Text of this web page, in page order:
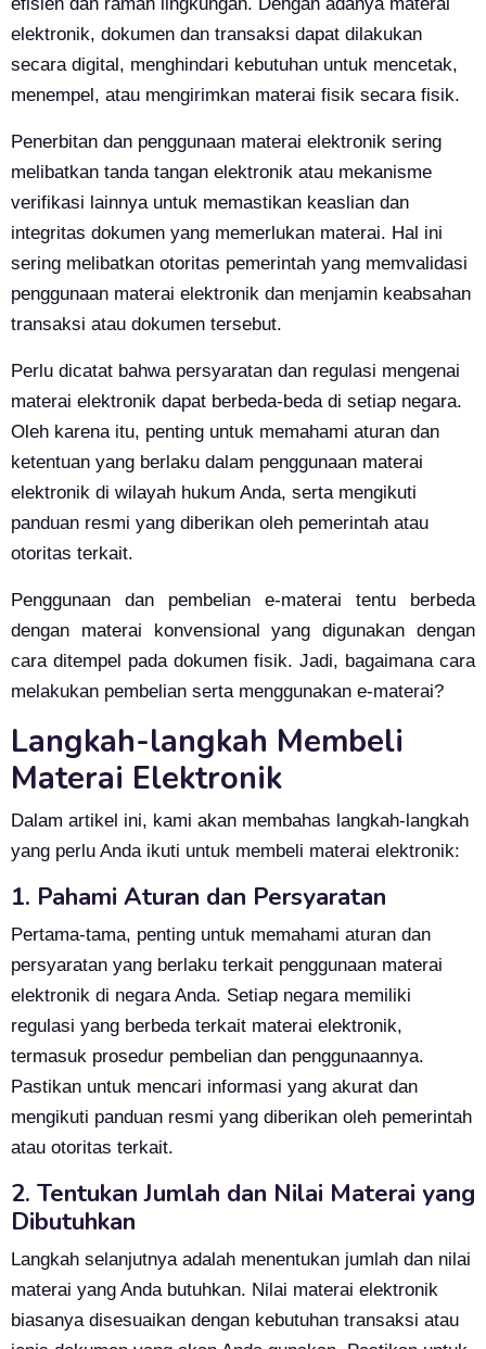
elektronik, dokumen dan transaksi dapat dilakukan
secara digital, menghindari kebutuhan untuk mencetak,
menempel, atau mengirimkan materai fisik secara fisik.
Penerbitan dan penggunaan materai elektronik sering
melibatkan tanda tangan elektronik atau mekanisme
verifikasi lainnya untuk memastikan keaslian dan
integritas dokumen yang memerlukan materai. Hal ini
sering melibatkan otoritas pemerintah yang memvalidasi
penggunaan materai elektronik dan menjamin keabsahan
transaksi atau dokumen tersebut.
Perlu dicatat bahwa persyaratan dan regulasi mengenai
materai elektronik dapat berbeda-beda di setiap negara.
Oleh karena itu, penting untuk memahami aturan dan
ketentuan yang berlaku dalam penggunaan materai
elektronik di wilayah hukum Anda, serta mengikuti
panduan resmi yang diberikan oleh pemerintah atau
otoritas terkait.
Penggunaan dan pembelian e-materai tentu berbeda
dengan materai konvensional yang digunakan dengan
cara ditempel pada dokumen fisik. Jadi, bagaimana cara
melakukan pembelian serta menggunakan e-materai?
Langkah-langkah Membeli
Materai Elektronik
Dalam artikel ini, kami akan membahas langkah-langkah
yang perlu Anda ikuti untuk membeli materai elektronik:
1. Pahami Aturan dan Persyaratan
Pertama-tama, penting untuk memahami aturan dan
persyaratan yang berlaku terkait penggunaan materai
elektronik di negara Anda. Setiap negara memiliki
regulasi yang berbeda terkait materai elektronik,
termasuk prosedur pembelian dan penggunaannya.
Pastikan untuk mencari informasi yang akurat dan
mengikuti panduan resmi yang diberikan oleh pemerintah
atau otoritas terkait.
2. Tentukan Jumlah dan Nilai Materai yang
Dibutuhkan
Langkah selanjutnya adalah menentukan jumlah dan nilai
materai yang Anda butuhkan. Nilai materai elektronik
biasanya disesuaikan dengan kebutuhan transaksi atau